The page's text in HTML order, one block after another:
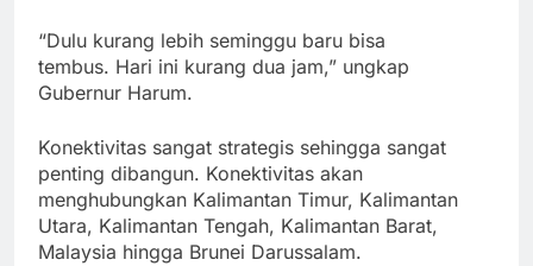
“Dulu kurang lebih seminggu baru bisa
tembus. Hari ini kurang dua jam,” ungkap
Gubernur Harum.
Konektivitas sangat strategis sehingga sangat
penting dibangun. Konektivitas akan
menghubungkan Kalimantan Timur, Kalimantan
Utara, Kalimantan Tengah, Kalimantan Barat,
Malaysia hingga Brunei Darussalam.